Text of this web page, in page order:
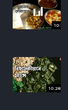
10:
10:28